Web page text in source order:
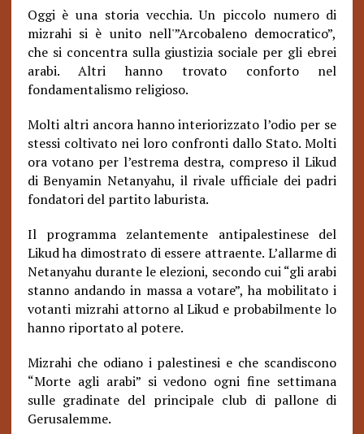
Oggi è una storia vecchia. Un piccolo numero di
mizrahi si è unito nell'”Arcobaleno democratico”,
che si concentra sulla giustizia sociale per gli ebrei
arabi. Altri hanno trovato conforto nel
fondamentalismo religioso.
Molti altri ancora hanno interiorizzato l’odio per se
stessi coltivato nei loro confronti dallo Stato. Molti
ora votano per l’estrema destra, compreso il Likud
di Benyamin Netanyahu, il rivale ufficiale dei padri
fondatori del partito laburista.
Il programma zelantemente antipalestinese del
Likud ha dimostrato di essere attraente. L’allarme di
Netanyahu durante le elezioni, secondo cui “gli arabi
stanno andando in massa a votare”, ha mobilitato i
votanti mizrahi attorno al Likud e probabilmente lo
hanno riportato al potere.
Mizrahi che odiano i palestinesi e che scandiscono
“Morte agli arabi” si vedono ogni fine settimana
sulle gradinate del principale club di pallone di
Gerusalemme.